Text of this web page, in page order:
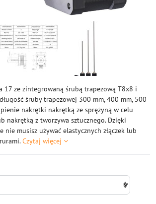
17 ze zintegrowaną śrubą trapezową T8x8 i
śruby trapezowej 300 mm, 400 mm, 500
nakrętki nakrętką ze sprężyną w celu
nakrętką z tworzywa sztucznego. Dzięki
musisz używać elastycznych złączek lub
Czytaj więcej